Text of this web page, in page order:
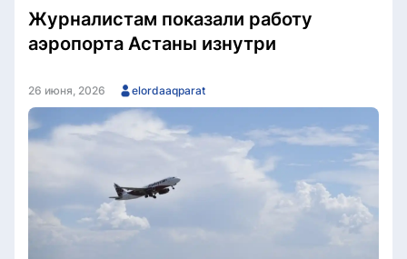
Спорт
Культура
Разное
Видео
Мир
Этический кодекс
Служу стране
Журналистам показали работу
аэропорта Астаны изнутри
26 июня, 2026 elordaaqparat